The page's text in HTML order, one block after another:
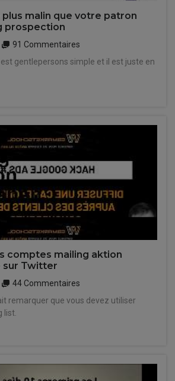
malin que votre patron
prospection
91 Commentaires
gentlepersons simple et il est juste en
comptes mailing aktion
sur Twitter
44 Commentaires
remarquer que vous devez utiliser
list.